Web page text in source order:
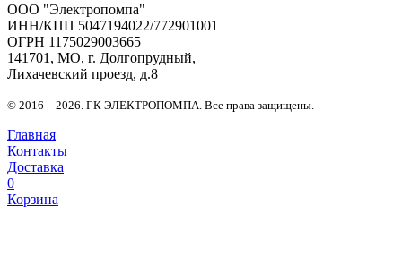
OOO "Электропомпа"
ИНН/КПП 5047194022/772901001
ОГРН 1175029003665
141701, МО, г. Долгопрудный,
Лихачевский проезд, д.8
© 2016 – 2026. ГК ЭЛЕКТРОПОМПА. Все права защищены.
Главная
Контакты
Доставка
0
Корзина